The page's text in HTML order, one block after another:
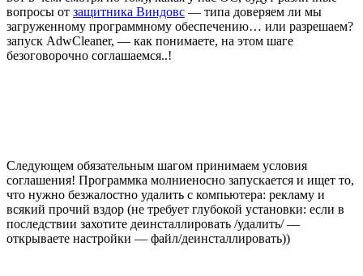
вопросы от защитника Виндовс — типа доверяем ли мы
загруженному программному обеспечению… или разрешаем?
запуск AdwCleaner, — как понимаете, на этом шаге
безоговорочно соглашаемся..!
Следующем обязательным шагом принимаем условия
соглашения! Программка молниеносно запускается и ищет то,
что нужно безжалостно удалить с компьютера: рекламу и
всякий прочий вздор (не требует глубокой установки: если в
последствии захотите деинсталлировать /удалить/ —
открываете настройки — файл/деинсталлировать))